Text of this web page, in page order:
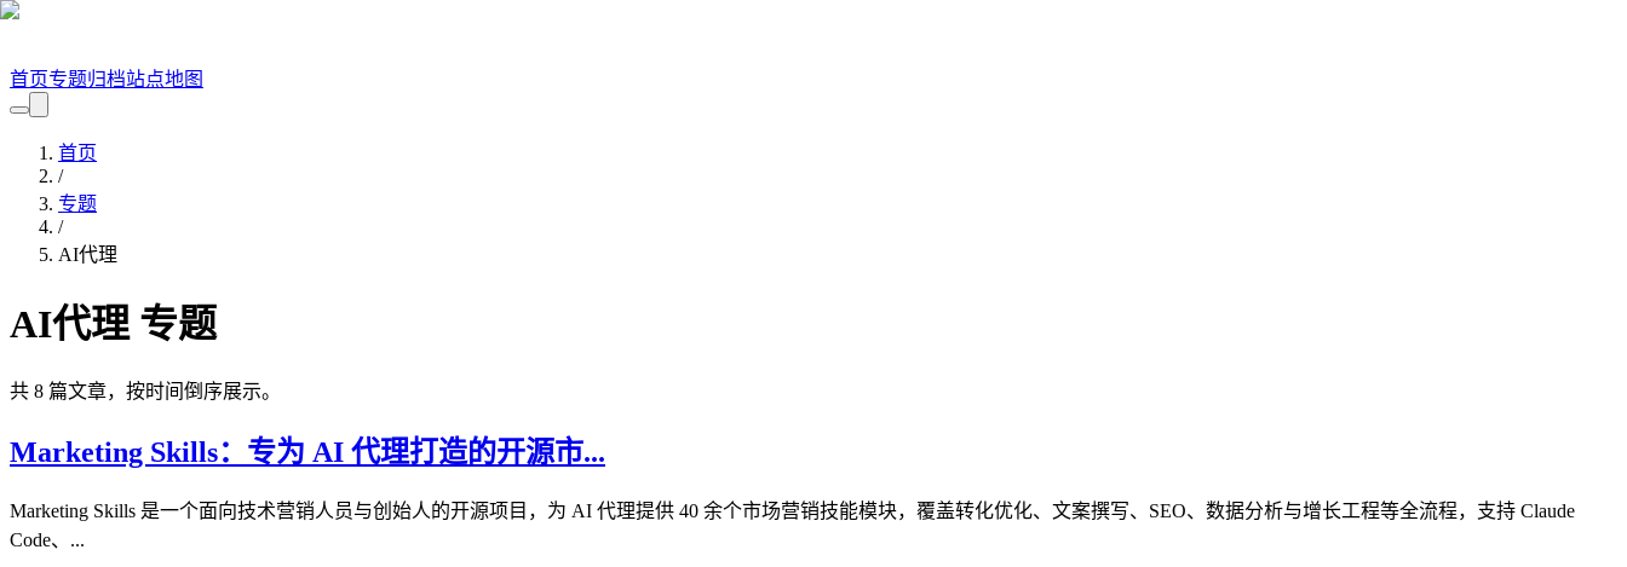
首页专题归档站点地图
首页
/
专题
/
AI代理
AI代理专题
共 8 篇文章，按时间倒序展示。
Marketing Skills：专为 AI 代理打造的开源市...
Marketing Skills 是一个面向技术营销人员与创始人的开源项目，为 AI 代理提供 40 余个市场营销技能模块，覆盖转化优化、文案撰写、SEO、数据分析与增长工程等全流程，支持 Claude
Code、...